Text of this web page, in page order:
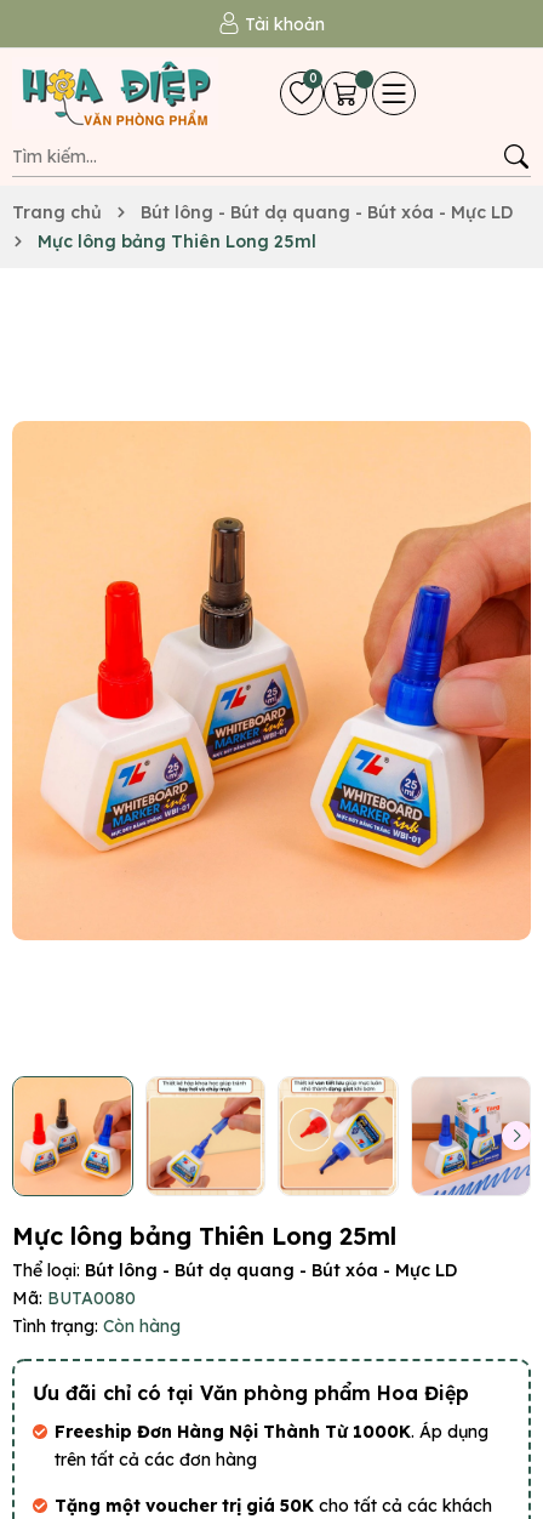
Tài khoản
0
Trang chủ
Bút lông - Bút dạ quang - Bút xóa - Mực LD
Mực lông bảng Thiên Long 25ml
Mực lông bảng Thiên Long 25ml
Thể loại: Bút lông - Bút dạ quang - Bút xóa - Mực LD
Mã: BUTA0080
Tình trạng: Còn hàng
Ưu đãi chỉ có tại Văn phòng phẩm Hoa Điệp
Freeship Đơn Hàng Nội Thành Từ 1000K. Áp dụng
trên tất cả các đơn hàng
Tặng một voucher trị giá 50K cho tất cả các khách